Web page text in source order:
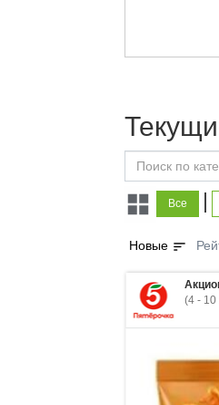
Все |
Новые sort
(4 - 10